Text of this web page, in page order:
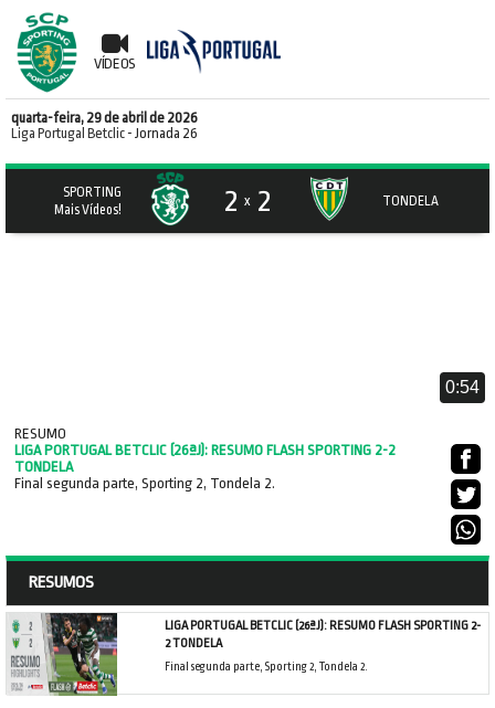
VÍDEOS
quarta-feira, 29 de abril de 2026
Liga Portugal Betclic- Jornada 26
SPORTING
Mais Vídeos!
2 x 2 TONDELA
0:54
RESUMO
LIGA PORTUGAL BETCLIC (26ªJ): RESUMO FLASH SPORTING 2-2
TONDELA
Final segunda parte, Sporting 2, Tondela 2.
RESUMOS
LIGA PORTUGAL BETCLIC (26ªJ): RESUMO FLASH SPORTING 2-
2 TONDELA
Final segunda parte, Sporting 2, Tondela 2.